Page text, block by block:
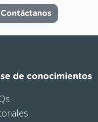
Contáctanos
de conocimientos